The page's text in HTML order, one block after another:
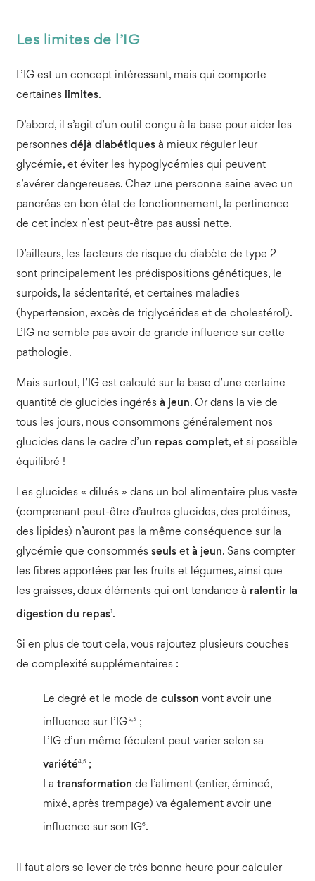
Les limites de l’IG
L’IG est un concept intéressant, mais qui comporte
certaineslimites.
D’abord, il s’agit d’un outil conçu à la base pour aider les
personnes déjà diabétiquesà mieux réguler leur
glycémie, et éviter les hypoglycémies qui peuvent
s’avérer dangereuses. Chez une personne saine avec un
pancréas en bon état de fonctionnement, la pertinence
de cet index n’est peut-être pas aussi nette.
D’ailleurs, les facteurs de risque du diabète de type 2
sont principalement les prédispositions génétiques, le
surpoids, la sédentarité, et certaines maladies
(hypertension, excès de triglycérides et de cholestérol).
L’IG ne semble pas avoir de grande influence sur cette
pathologie.
Mais surtout, l’IG est calculé sur la base d’une certaine
quantité de glucides ingérés à jeun. Or dans la vie de
tous les jours, nous consommons généralement nos
glucides dans le cadre d’un repas complet, et si possible
équilibré !
Les glucides « dilués » dans un bol alimentaire plus vaste
(comprenant peut-être d’autres glucides, des protéines,
des lipides) n’auront pas la même conséquence sur la
glycémie que consommés seulset à jeun. Sans compter
les fibres apportées par les fruits et légumes, ainsi que
les graisses, deux éléments qui ont tendance à ralentir la
digestion du repas1.
Si en plus de tout cela, vous rajoutez plusieurs couches
de complexité supplémentaires :
Le degré et le mode de cuisson vont avoir une
influence sur l’IG 2,3
;
L’IG d’un même féculent peut varier selon sa
variété4,5;
La transformation de l’aliment (entier, émincé,
mixé, après trempage) va également avoir une
influence sur son IG6.
Il faut alors se lever de très bonne heure pour calculer